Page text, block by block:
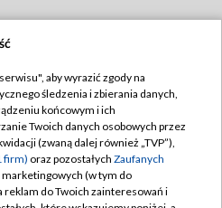
TVP
TVP
prywatności
zgody
aby wyrazić zgody na
śledzenia i zbierania danych,
końcowym i ich
Twoich danych osobowych przez
(zwaną dalej również „TVP”),
firm) oraz pozostałych Zaufanych
marketingowych (w tym do
do Twoich zainteresowań i